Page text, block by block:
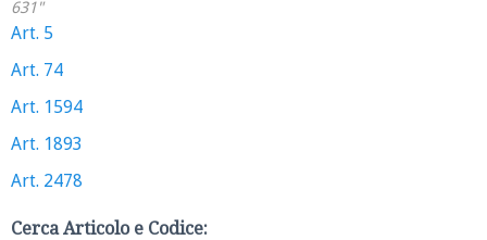
631"
Art. 5
Art. 74
Art. 1594
Art. 1893
Art. 2478
Cerca Articolo e Codice: